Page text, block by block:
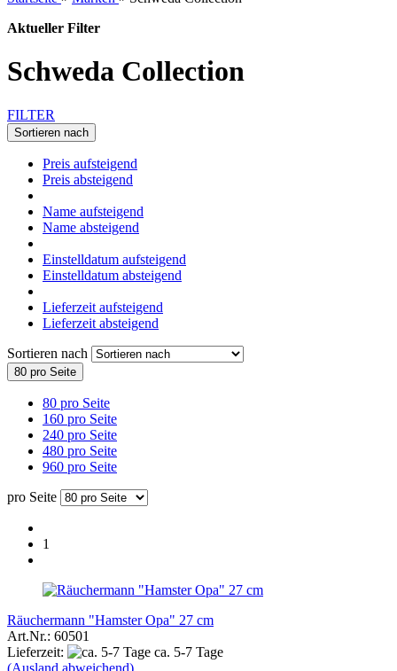
Aktueller Filter
Schweda Collection
FILTER
Sortieren nach
Preis aufsteigend
Preis absteigend
Name aufsteigend
Name absteigend
Einstelldatum aufsteigend
Einstelldatum absteigend
Lieferzeit aufsteigend
Lieferzeit absteigend
Sortieren nach
80 pro Seite
80 pro Seite
160 pro Seite
240 pro Seite
480 pro Seite
960 pro Seite
pro Seite
1
Räuchermann "Hamster Opa" 27 cm
Art.Nr.: 60501
Lieferzeit:
ca. 5-7 Tage
(Ausland abweichend)